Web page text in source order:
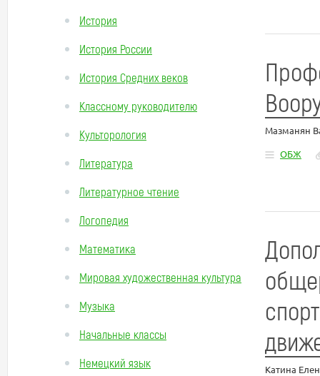
История
История России
История Средних веков
Классному руководителю
Культорология
Литература
Литературное чтение
Логопедия
Математика
Мировая художественная культура
Музыка
Начальные классы
Немецкий язык
Мазманян
ОБЖ
Катина